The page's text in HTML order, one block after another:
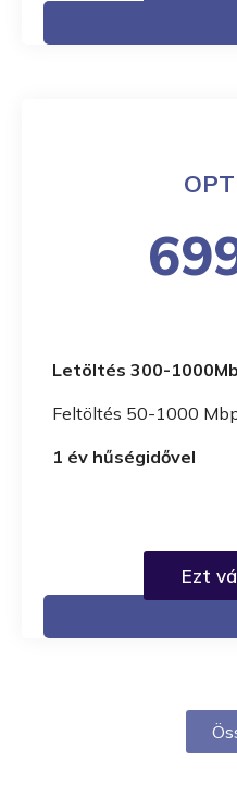
Letöltés 300-
Feltöltés 50-1000
1 év hűségidővel
Ezt